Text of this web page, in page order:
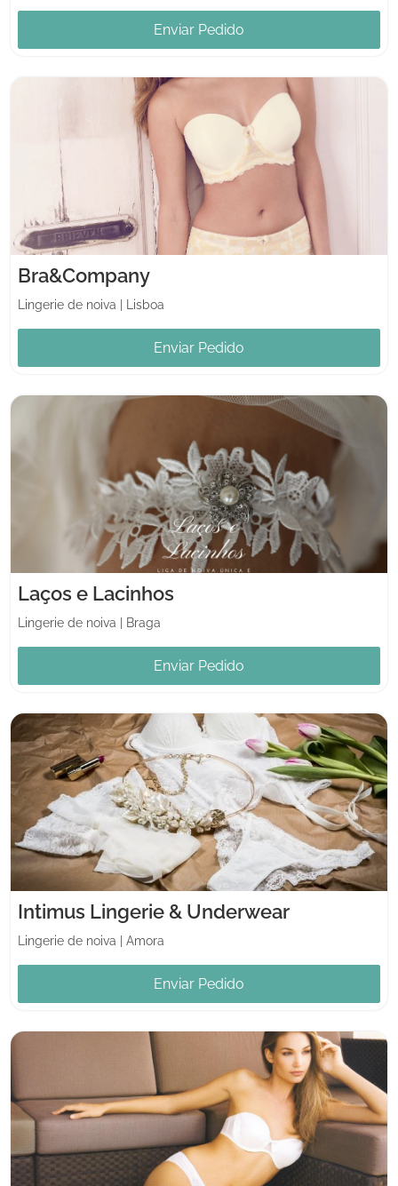
Enviar Pedido
Bra&Company
Lingerie de noiva Lisboa
Enviar Pedido
Laços e Lacinhos
Lingerie de noiva Braga
Enviar Pedido
Intimus Lingerie & Underwear
Lingerie de noiva Amora
Enviar Pedido